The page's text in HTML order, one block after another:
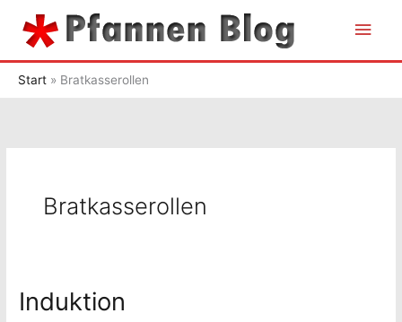
Inhalt
Start Bratkasserollen
Bratkasserollen
Induktion